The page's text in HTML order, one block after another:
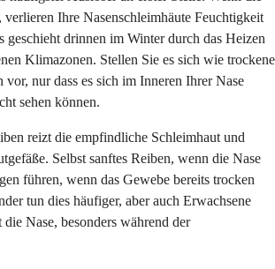
Ihre Nasenschleimhäute Feuchtigkeit
geschieht drinnen im Winter durch das Heizen
Klimazonen. Stellen Sie es sich wie trockene
nur dass es sich im Inneren Ihrer Nase
sehen können.
reizt die empfindliche Schleimhaut und
Selbst sanftes Reiben, wenn die Nase
führen, wenn das Gewebe bereits trocken
tun dies häufiger, aber auch Erwachsene
Nase, besonders während der